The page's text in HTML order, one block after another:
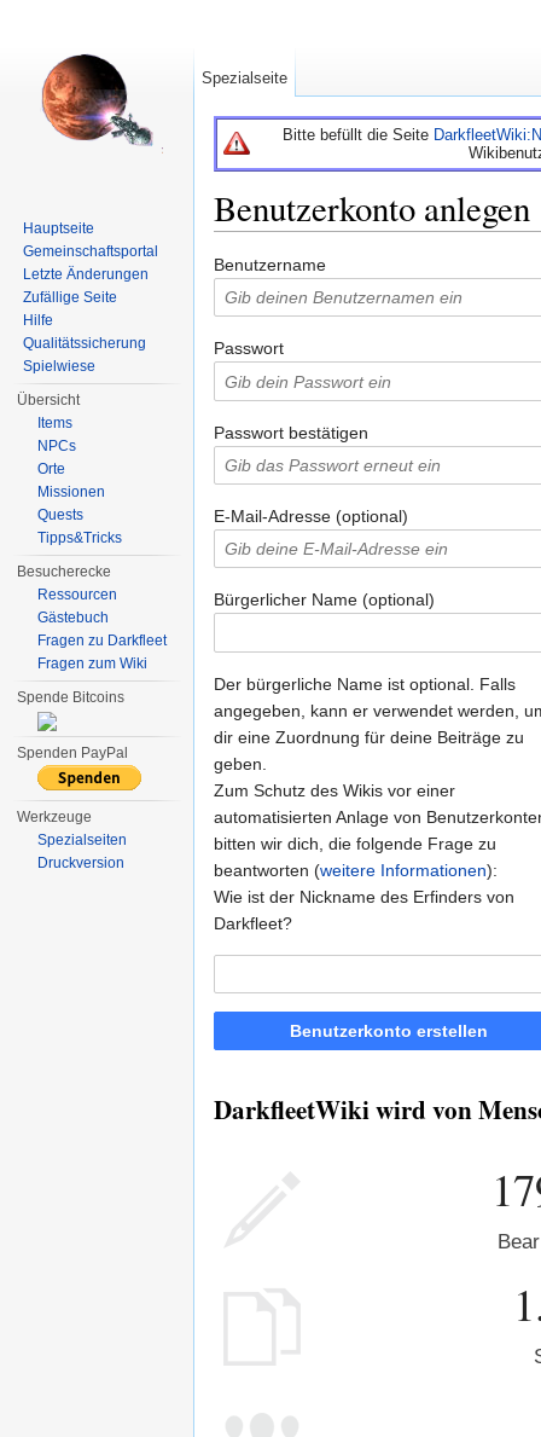
Bitte befüllt die Seite
Benutzerkonto anlegen
Benutzername
Passwort
Passwort bestätigen
E-Mail-Adresse (optional)
Bürgerlicher Name (optional)
Der bürgerliche Name ist optional. Falls
angegeben, kann er verwendet werden,
dir eine Zuordnung für deine Beiträge zu
geben.
Zum Schutz des Wikis vor einer
automatisierten Anlage von
bitten wir dich, die folgende Frage zu
beantworten (weitere Informationen):
Wie ist der Nickname des Erfinders von
Darkfleet?
Benutzerkonto erstellen
DarkfleetWiki wird von
Spezialseite
Hauptseite
Gemeinschaftsportal
Letzte Änderungen
Zufällige Seite
Hilfe
Qualitätssicherung
Spielwiese
Übersicht
Items
NPCs
Orte
Missionen
Quests
Tipps&Tricks
Besucherecke
Ressourcen
Gästebuch
Fragen zu Darkfleet
Fragen zum Wiki
Spende Bitcoins
Spenden PayPal
Werkzeuge
Spezialseiten
Druckversion